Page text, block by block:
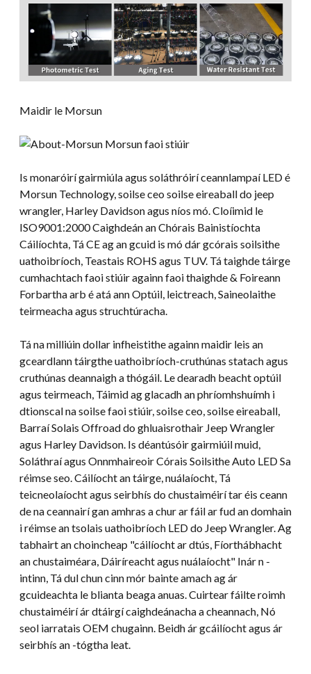
Maidir le Morsun
Is monaróirí gairmiúla agus soláthróirí ceannlampaí LED é
Morsun Technology, soilse ceo soilse eireaball do jeep
wrangler, Harley Davidson agus níos mó. Cloíimid le
ISO9001:2000 Caighdeán an Chórais Bainistíochta
Cáilíochta, Tá CE ag an gcuid is mó dár gcórais soilsithe
uathoibríoch, Teastais ROHS agus TUV. Tá taighde táirge
cumhachtach faoi stiúir againn faoi thaighde & Foireann
Forbartha arb é atá ann Optúil, leictreach, Saineolaithe
teirmeacha agus struchtúracha.
Tá na milliúin dollar infheistithe againn maidir leis an
gceardlann táirgthe uathoibríoch-cruthúnas statach agus
cruthúnas deannaigh a thógáil. Le dearadh beacht optúil
agus teirmeach, Táimid ag glacadh an phríomhshuímh i
dtionscal na soilse faoi stiúir, soilse ceo, soilse eireaball,
Barraí Solais Offroad do ghluaisrothair Jeep Wrangler
agus Harley Davidson. Is déantúsóir gairmiúil muid,
Soláthraí agus Onnmhaireoir Córais Soilsithe Auto LED Sa
réimse seo. Cáilíocht an táirge, nuálaíocht, Tá
teicneolaíocht agus seirbhís do chustaiméirí tar éis ceann
de na ceannairí gan amhras a chur ar fáil ar fud an domhain
i réimse an tsolais uathoibríoch LED do Jeep Wrangler. Ag
tabhairt an choincheap "cáilíocht ar dtús, Fíorthábhacht
an chustaiméara, Dáiríreacht agus nuálaíocht" Inár n -
intinn, Tá dul chun cinn mór bainte amach ag ár
gcuideachta le blianta beaga anuas. Cuirtear fáilte roimh
chustaiméirí ár dtáirgí caighdeánacha a cheannach, Nó
seol iarratais OEM chugainn. Beidh ár gcáilíocht agus ár
seirbhís an -tógtha leat.